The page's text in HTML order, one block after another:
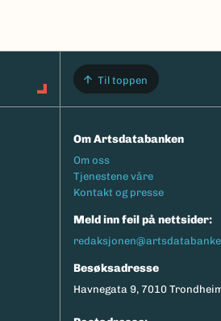
Til toppen
Om Artsdatabanken
Footermeny
Om oss
Tjenestene våre
Kontakt og presse
Meld inn feil på nettsider:
Besøksadresse
Havnegata 9, 7010